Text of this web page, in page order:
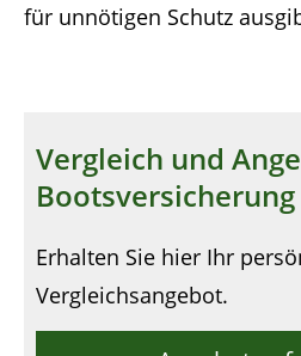
für unnötigen Schutz
Vergleich und
Bootsversicherung
Erhalten Sie hier Ihr
Vergleichsangebot.